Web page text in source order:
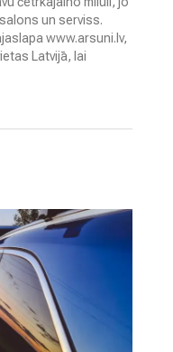
un serviss.
www.arsuni.lv,
Latvijā, lai